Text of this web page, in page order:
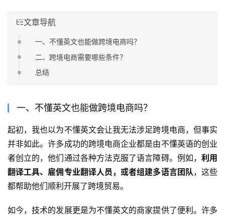
文章导航
一、不懂英文也能做跨境电商吗？
二、跨境电商需要哪些条件？
总结
一、不懂英文也能做跨境电商吗？
起初，我也以为不懂英文会让我无法涉足跨境电商，但事实
并非如此。许多成功的跨境电商企业都是由不懂英语的创业
者创立的，他们通过各种方法克服了语言障碍。例如， 利用
翻译工具、雇佣专业翻译人员，或者组建多语言团队，这些
都帮助他们顺利开展了跨境贸易。
如今，技术的发展更是为不懂英文的商家提供了便利。许多